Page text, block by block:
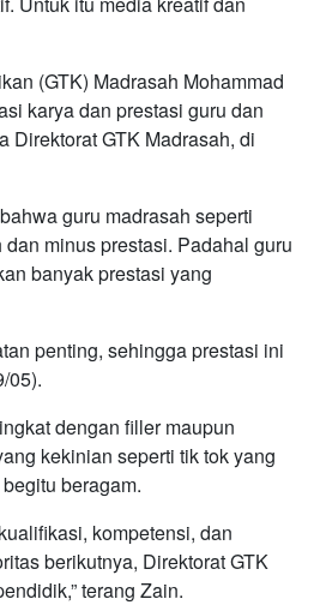
(GTK) Madrasah Mohammad
karya dan prestasi guru dan
Direktorat GTK Madrasah, di
guru madrasah seperti
minus prestasi. Padahal guru
banyak prestasi yang
penting, sehingga prestasi ini
05).
dengan filler maupun
kekinian seperti tik tok yang
beragam.
kompetensi, dan
berikutnya, Direktorat GTK
terang Zain.